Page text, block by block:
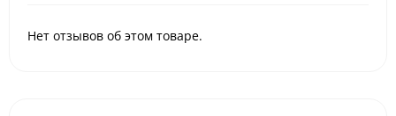
Нет отзывов об этом товаре.